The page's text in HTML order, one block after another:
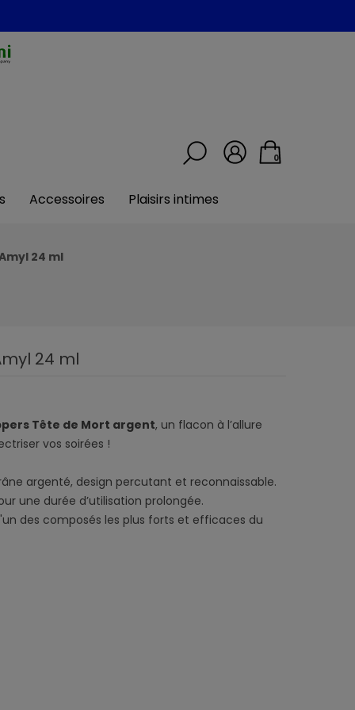
0
Accessoires Plaisirs intimes
24 ml
24 ml
Tête de Mort argent, un flacon à l’allure
vos soirées !
argenté, design percutant et reconnaissable.
une durée d’utilisation prolongée.
des composés les plus forts et efficaces du